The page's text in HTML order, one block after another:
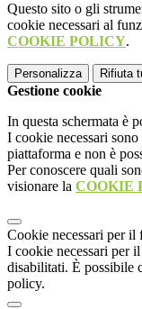
Questo sito o gli
cookie necessari al
COOKIE POLICY.
Personalizza Rifiuta
Gestione cookie
In questa schermata è
I cookie necessari
piattaforma e non è
Per conoscere quali
visionare la COOKIE
Cookie necessari per il
I cookie necessari per
disabilitati. È possibile
policy.